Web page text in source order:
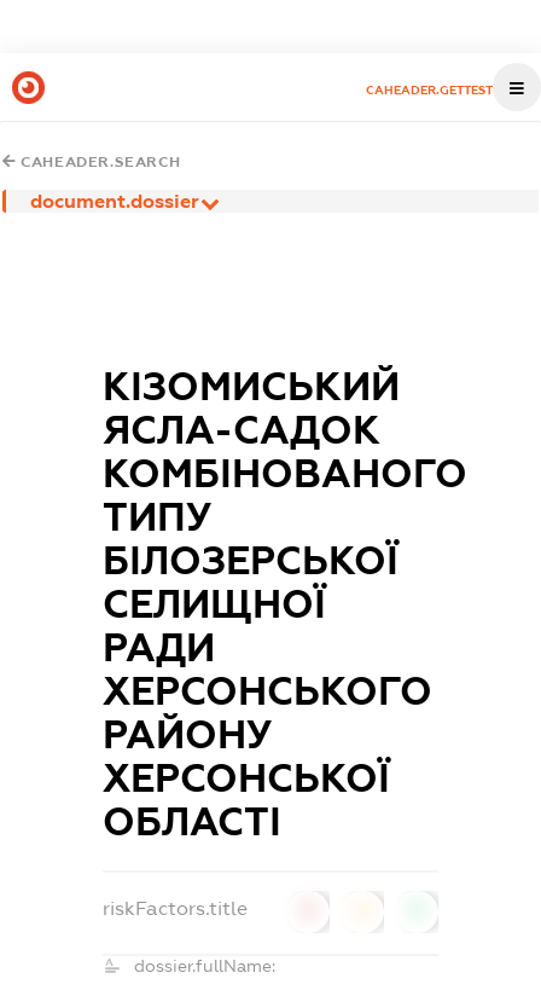
CAHEADER.GETTEST
CAHEADER.SEARCH
document.dossier
КІЗОМИСЬКИЙ
ЯСЛА-САДОК
КОМБІНОВАНОГО
ТИПУ
БІЛОЗЕРСЬКОЇ
СЕЛИЩНОЇ
РАДИ
ХЕРСОНСЬКОГО
РАЙОНУ
ХЕРСОНСЬКОЇ
ОБЛАСТІ
riskFactors.title
dossier.fullName: